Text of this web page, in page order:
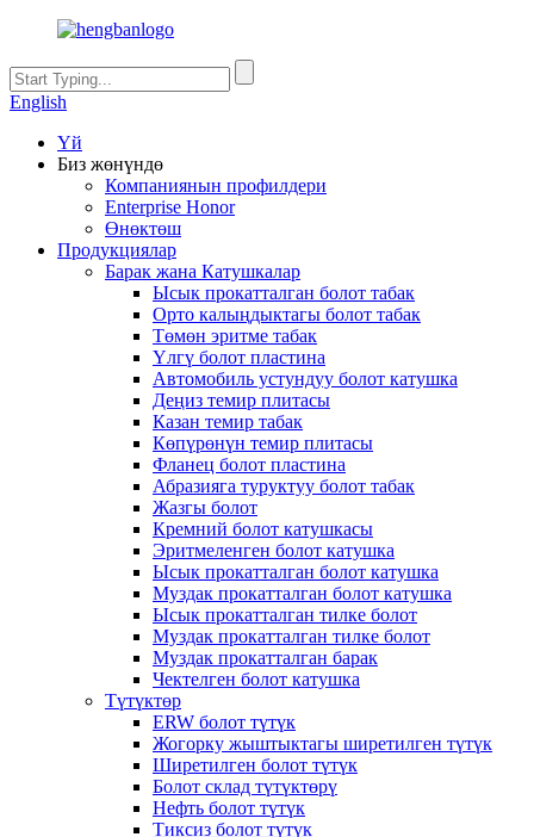
English
Үй
Биз жөнүндө
Компаниянын профилдери
Enterprise Honor
Өнөктөш
Продукциялар
Барак жана Катушкалар
Ысык прокатталган болот табак
Орто калыңдыктагы болот табак
Төмөн эритме табак
Үлгү болот пластина
Автомобиль устундуу болот катушка
Деңиз темир плитасы
Казан темир табак
Көпүрөнүн темир плитасы
Фланец болот пластина
Абразияга туруктуу болот табак
Жазгы болот
Кремний болот катушкасы
Эритмеленген болот катушка
Ысык прокатталган болот катушка
Муздак прокатталган болот катушка
Ысык прокатталган тилке болот
Муздак прокатталган тилке болот
Муздак прокатталган барак
Чектелген болот катушка
Түтүктөр
ERW болот түтүк
Жогорку жыштыктагы ширетилген түтүк
Ширетилген болот түтүк
Болот склад түтүктөрү
Нефть болот түтүк
Тиксиз болот түтүк